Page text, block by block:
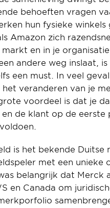
behoeften vragen
hun fysieke
Amazon zich
markt en in je
andere weg inslaat,
een must. In veel
veranderen van je
voordeel is dat je
de klant op de eerste
is het bekende
met een unieke
belangrijk dat Merck
en Canada om